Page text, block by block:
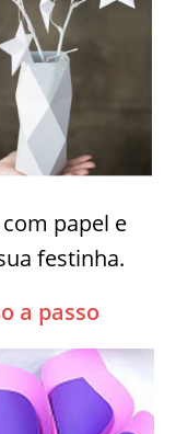
papel e
festinha.
a passo